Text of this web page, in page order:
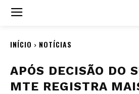
INÍCIO NOTÍCIAS
APÓS DECISÃO DO
MTE REGISTRA